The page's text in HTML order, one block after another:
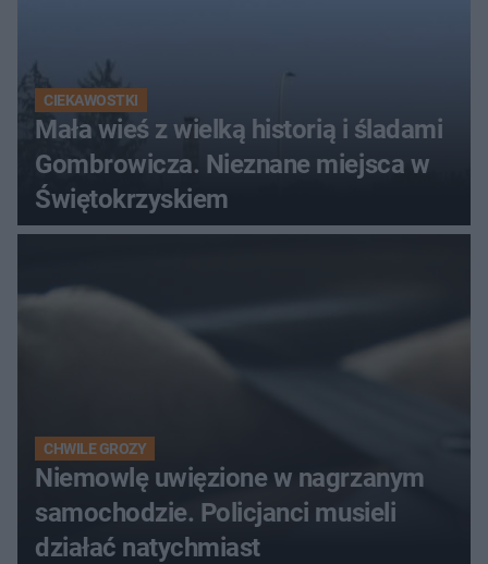
CIEKAWOSTKI
Mała wieś z wielką historią i śladami
Gombrowicza. Nieznane miejsca w
Świętokrzyskiem
CHWILE GROZY
Niemowlę uwięzione w nagrzanym
samochodzie. Policjanci musieli
działać natychmiast